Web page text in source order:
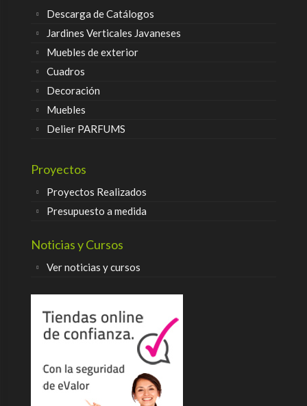
Descarga de Catálogos
Jardines Verticales Javaneses
Muebles de exterior
Cuadros
Decoración
Muebles
Delier PARFUMS
Proyectos
Proyectos Realizados
Presupuesto a medida
Noticias y Cursos
Ver noticias y cursos